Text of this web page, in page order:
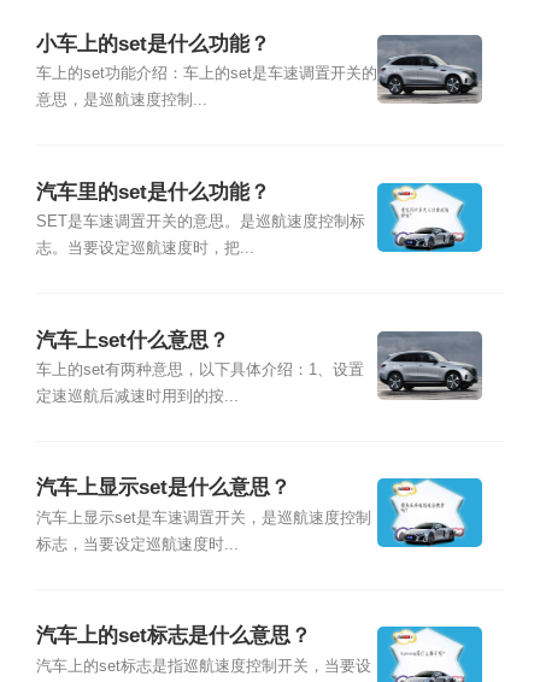
小车上的set是什么功能？
车上的set功能介绍：车上的set是车速调置开关的
意思，是巡航速度控制...
汽车里的set是什么功能？
SET是车速调置开关的意思。是巡航速度控制标
志。当要设定巡航速度时，把...
汽车上set什么意思？
车上的set有两种意思，以下具体介绍：1、设置
定速巡航后减速时用到的按...
汽车上显示set是什么意思？
汽车上显示set是车速调置开关，是巡航速度控制
标志，当要设定巡航速度时...
汽车上的set标志是什么意思？
汽车上的set标志是指巡航速度控制开关，当要设